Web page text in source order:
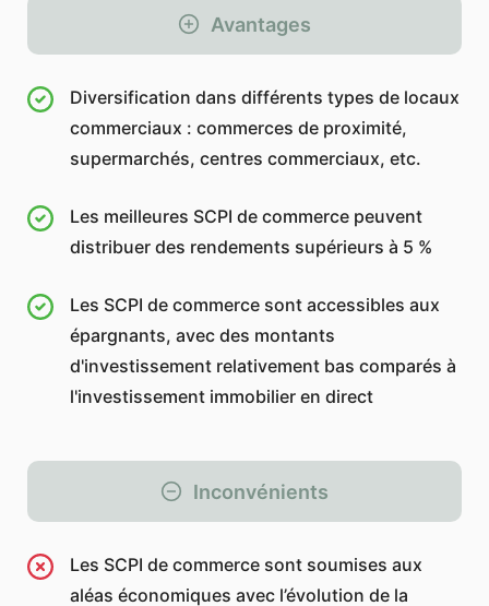
Avantages
Diversification dans différents types de locaux
commerciaux : commerces de proximité,
supermarchés, centres commerciaux, etc.
Les meilleures SCPI de commerce peuvent
distribuer des rendements supérieurs à 5 %
Les SCPI de commerce sont accessibles aux
épargnants, avec des montants
d'investissement relativement bas comparés à
l'investissement immobilier en direct
Inconvénients
Les SCPI de commerce sont soumises aux
aléas économiques avec l’évolution de la